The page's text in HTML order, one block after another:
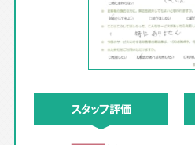
スタッフ評価